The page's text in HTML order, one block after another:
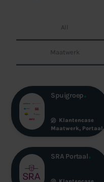
All
Maatwerk
Spuigroep
Klantencase
Maatwerk, Portaal
SRA Portaal